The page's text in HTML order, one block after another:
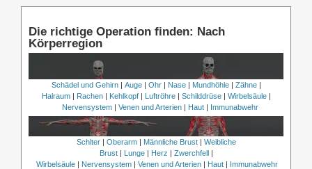
Die richtige Operation finden: Nach
Körperregion
Schädel und Gehirn| Auge| Ohr| Nase| Mundhöhle| Zähne|
Halraum| Rachen| Kehlkopf| Luftröhre| Schilddrüse| Wirbelsäule|
Nervensystem | Venen und Arterien | Haut | Immunabwehr
Schlter| Oberarm| Männliche Brust| Weibliche
Brust| Lunge| Herz | Zwerchfell|
Wirbelsäule | Nervensystem | Venen und Arterien | Haut | Immunabwehr